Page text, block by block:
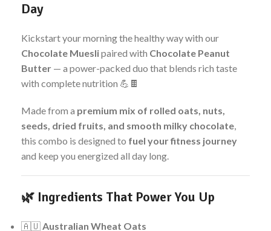
Day
Kickstart your morning the healthy way with our
Chocolate Mueslipaired with Chocolate Peanut
Butter — a power-packed duo that blends rich taste
with complete nutrition 💪🍫
Made from a premium mix of rolled oats, nuts,
seeds, dried fruits, and smooth milky chocolate,
this combo is designed to fuel your fitness journey
and keep you energized all day long.
🌿 Ingredients That Power You Up
🇦🇺Australian Wheat Oats